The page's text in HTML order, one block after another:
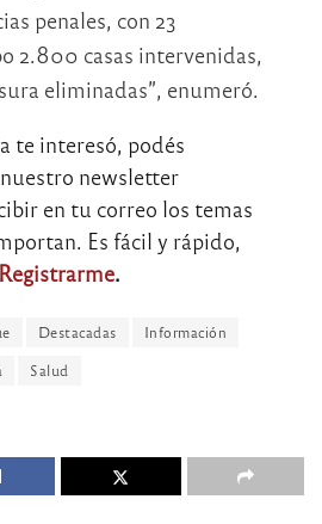
penales, con 23
2.800 casas intervenidas,
eliminadas”, enumeró.
te interesó, podés
newsletter
en tu correo los temas
Es fácil y rápido,
Registrarme.
Destacadas
Información
Salud